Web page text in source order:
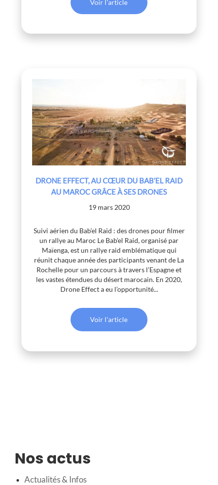
Voir l'article
DRONE EFFECT, AU CŒUR DU BAB’EL RAID
AU MAROC GRÂCE À SES DRONES
19 mars 2020
Suivi aérien du Bab’el Raid : des drones pour filmer
un rallye au Maroc Le Bab’el Raid, organisé par
Maïenga, est un rallye raid emblématique qui
réunit chaque année des participants venant de La
Rochelle pour un parcours à travers l’Espagne et
les vastes étendues du désert marocain. En 2020,
Drone Effect a eu l’opportunité...
Voir l'article
Nos actus
Actualités & Infos